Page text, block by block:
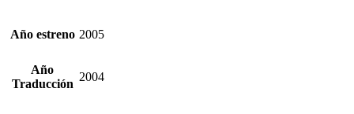
Año estreno 2005
Año
Traducción
2004